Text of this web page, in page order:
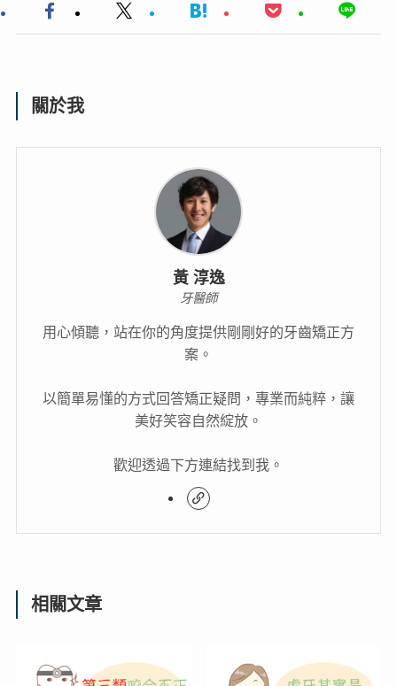
關於我
黃 淳逸
牙醫師
用心傾聽，站在你的角度提供剛剛好的牙齒矯正方
案。
以簡單易懂的方式回答矯正疑問，專業而純粹，讓
美好笑容自然綻放。
歡迎透過下方連結找到我。
相關文章